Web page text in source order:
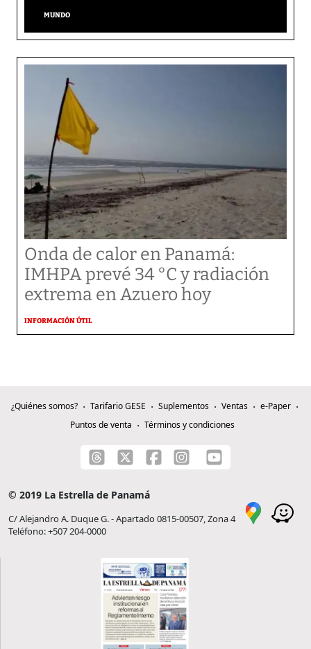
MUNDO
Onda de calor en Panamá:
IMHPA prevé 34 °C y radiación
extrema en Azuero hoy
INFORMACIÓN ÚTIL
¿Quiénes somos? Tarifario GESE Suplementos Ventas
e-Paper
Puntos de venta
Términos y condiciones
© 2019 La Estrella de Panamá
C/ Alejandro A. Duque G. - Apartado 0815-00507, Zona 4
Teléfono: +507 204-0000